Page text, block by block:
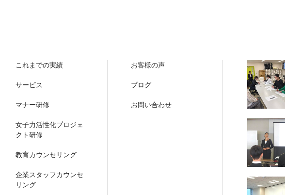
これまでの実績
サービス
マナー研修
女子力活性化プロジェ
クト研修
教育カウンセリング
企業スタッフカウンセ
リング
お客様の声
ブログ
お問い合わせ